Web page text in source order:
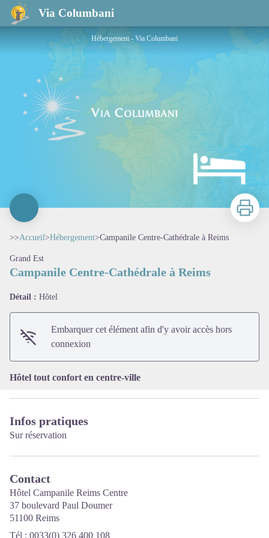
Via Columbani
Campanile Centre-Cathédrale à Reims
Hébergement - Via Columbani
Imprimer
>>Accueil>Hébergement>Campanile Centre-Cathédrale à Reims
Grand Est
Campanile Centre-Cathédrale à Reims
Détail : Hôtel
Embarquer cet élément afin d'y avoir accès hors
connexion
Hôtel tout confort en centre-ville
Infos pratiques
Sur réservation
Contact
Hôtel Campanile Reims Centre
37 boulevard Paul Doumer
51100 Reims
Tél : 0033(0) 326 400 108